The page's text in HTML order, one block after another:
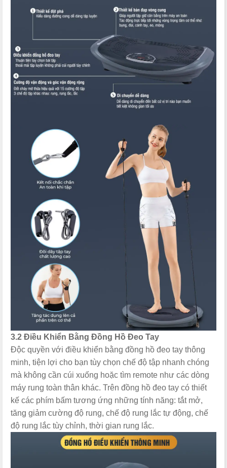
3.2 Điều Khiển Bằng Đồng Hồ Đeo Tay
Độc quyền với điều khiển bằng đồng hồ đeo tay thông
minh, tiện lợi cho bạn tùy chọn chế độ tập nhanh chóng
mà không cần cúi xuống hoặc tìm remote như các dòng
máy rung toàn thân khác. Trên đồng hồ đeo tay có thiết
kế các phím bấm tương ứng những tính năng: tắt mở,
tăng giảm cường độ rung, chế độ rung lắc tự động, chế
độ rung lắc tùy chỉnh, thời gian rung lắc.